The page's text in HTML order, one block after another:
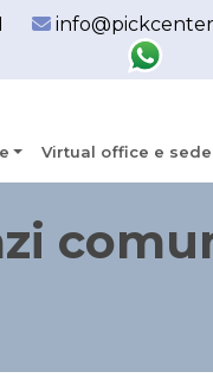
Virtual office e